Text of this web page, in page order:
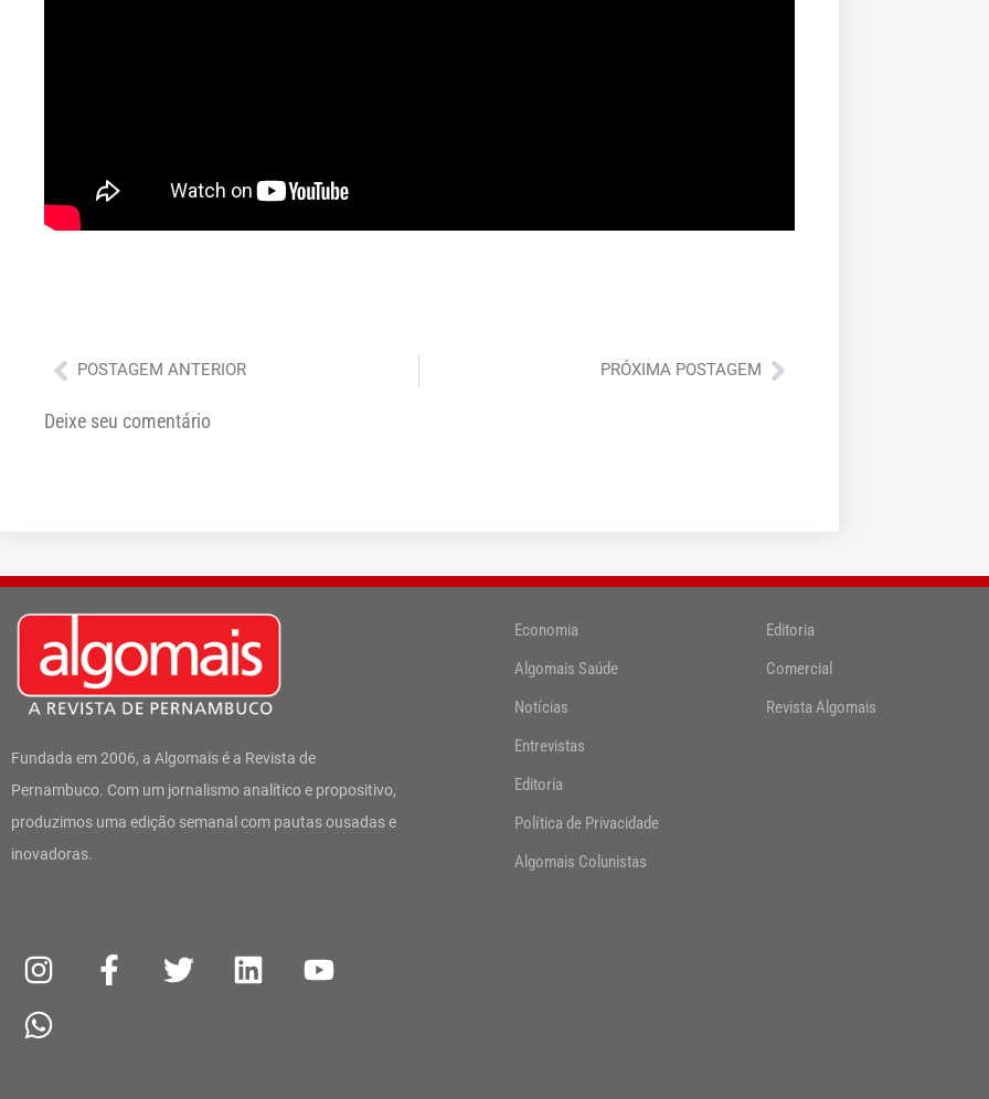
Anterior
POSTAGEM ANTERIOR PRÓXIMA POSTAGEMPróximo
Deixe seu comentário
Fundada em 2006, a Algomais é a Revista de
Pernambuco. Com um jornalismo analítico e propositivo,
produzimos uma edição semanal com pautas ousadas e
inovadoras.
n
s
t
a
c
w
i
n
o
h
a
t
Economia
Algomais Saúde
Notícias
Entrevistas
Editoria
Política de Privacidade
Algomais Colunistas
Editoria
Comercial
Revista Algomais